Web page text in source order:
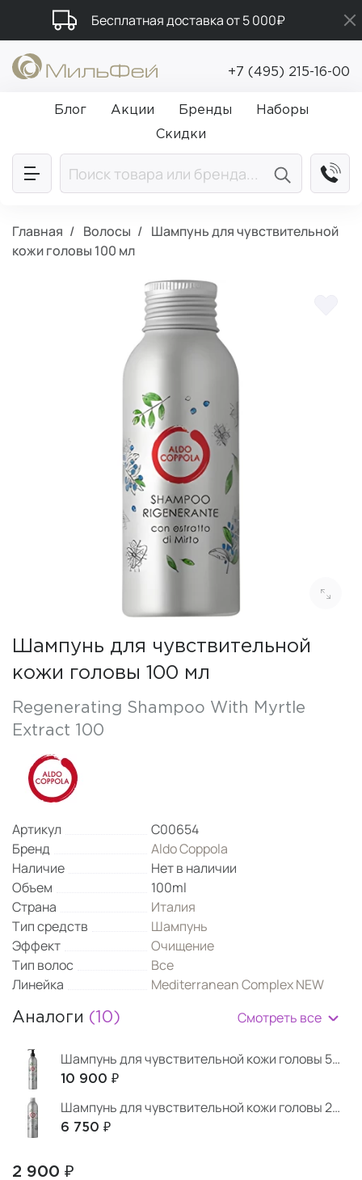
Бесплатная доставка от 5 000₽
Подарки в каждый заказ от 5 000₽
Промокод ПРИВЕТ
+7 (495) 215-16-00
Блог Акции Бренды
Наборы
Скидки
Главная Волосы
Шампунь для чувствительной
кожи головы 100 мл
Шампунь для чувствительной
кожи головы 100 мл
Regenerating Shampoo With Myrtle
Extract 100
Артикул
C00654
Бренд
Aldo Coppola
Наличие
Нет в наличии
Объем
100ml
Страна
Италия
Тип средств
Шампунь
Эффект
Очищение
Тип волос
Все
Линейка
Mediterranean Complex NEW
Аналоги (10) Смотреть все
Шампунь для чувствительной кожи головы 500 мл
10 900 ₽
Шампунь для чувствительной кожи головы 200 мл
6 750 ₽
2 900 ₽